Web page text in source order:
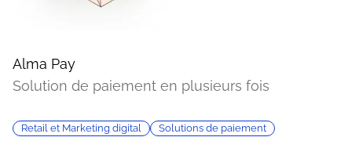
Alma Pay
Solution de paiement en plusieurs fois
Retail et Marketing digital Solutions de paiement